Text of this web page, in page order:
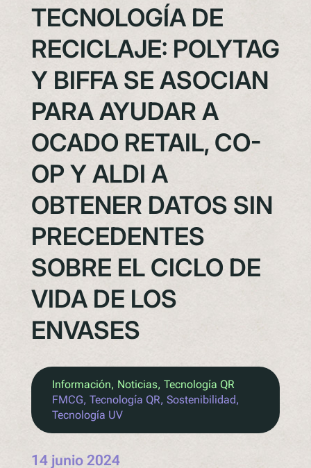
TECNOLOGÍA DE
RECICLAJE: POLYTAG
Y BIFFA SE ASOCIAN
PARA AYUDAR A
OCADO RETAIL, CO-
OP Y ALDI A
OBTENER DATOS SIN
PRECEDENTES
SOBRE EL CICLO DE
VIDA DE LOS
ENVASES
Información, Noticias, Tecnología QR
FMCG, Tecnología QR, Sostenibilidad
Tecnología UV
14 junio 2024